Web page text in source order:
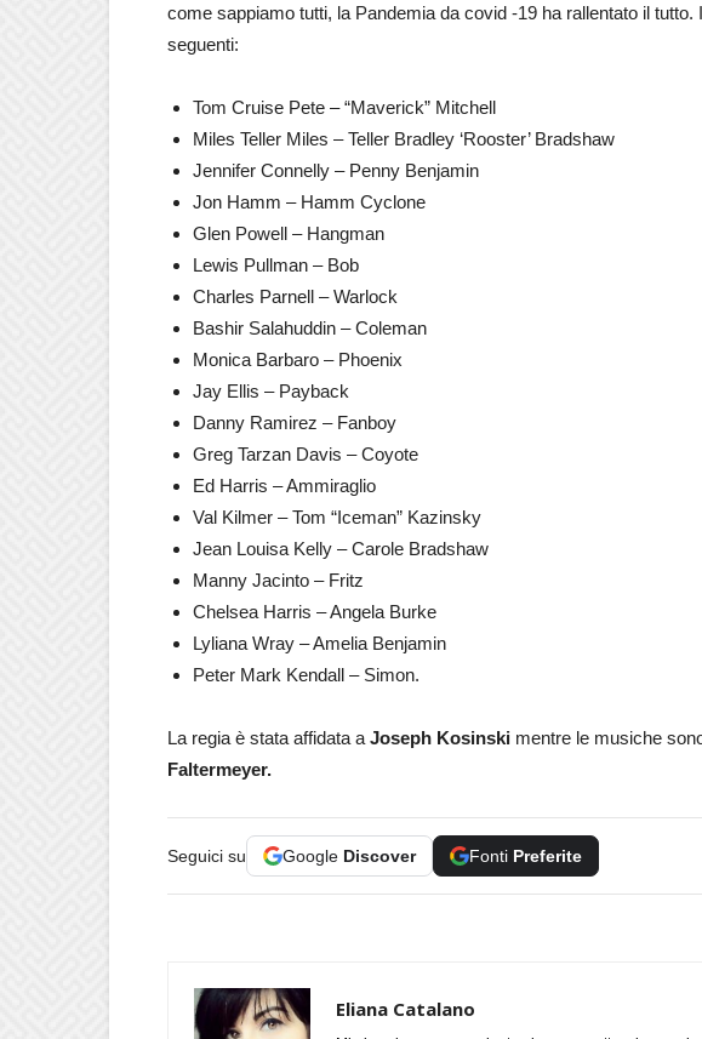
come sappiamo tutti, la Pandemia da covid -19 ha rallentato il
seguenti:
Tom Cruise Pete – “Maverick” Mitchell
Miles Teller Miles – Teller Bradley ‘Rooster’ Bradshaw
Jennifer Connelly – Penny Benjamin
Jon Hamm – Hamm Cyclone
Glen Powell – Hangman
Lewis Pullman – Bob
Charles Parnell – Warlock
Bashir Salahuddin – Coleman
Monica Barbaro – Phoenix
Jay Ellis – Payback
Danny Ramirez – Fanboy
Greg Tarzan Davis – Coyote
Ed Harris – Ammiraglio
Val Kilmer – Tom “Iceman” Kazinsky
Jean Louisa Kelly – Carole Bradshaw
Manny Jacinto – Fritz
Chelsea Harris – Angela Burke
Lyliana Wray – Amelia Benjamin
Peter Mark Kendall – Simon.
La regia è stata affidata a Joseph Kosinski mentre le musiche
Faltermeyer.
Seguici su Google Discover Fonti Preferite
Eliana Catalano